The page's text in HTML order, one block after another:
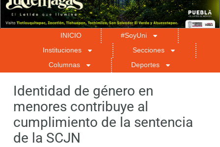
INICIO
#SoyUni
Instituciones
Secciones
Columnas
Deportes
Identidad de género en
menores contribuye al
cumplimiento de la sentencia
de la SCJN